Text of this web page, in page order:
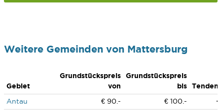
Weitere Gemeinden von Mattersburg
Gebiet
Grundstückspreis
von
Grundstückspreis
bis
Antau
€ 90.-
€ 100.-